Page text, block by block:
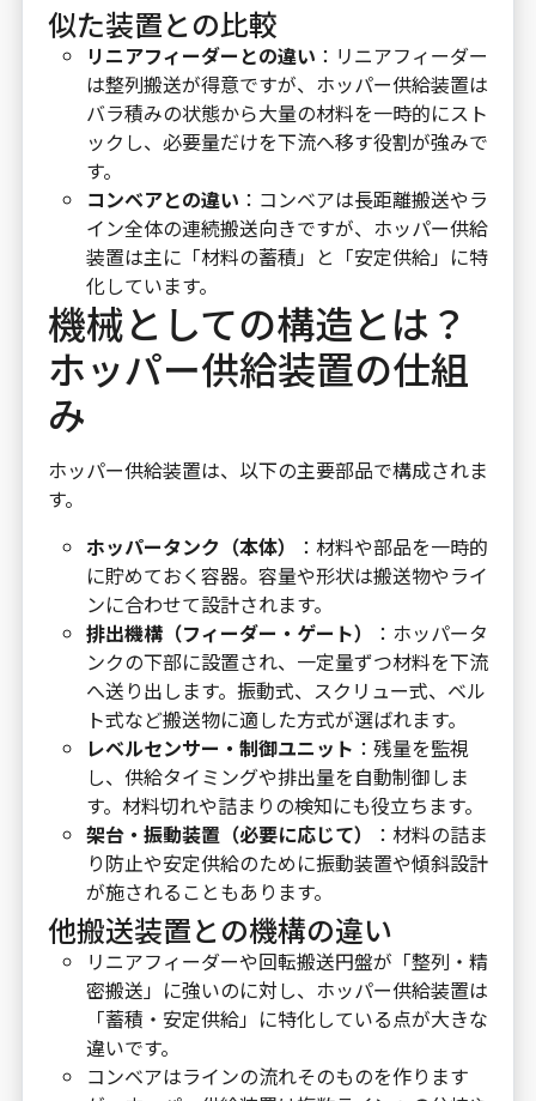
似た装置との比較
リニアフィーダーとの違い ：リニアフィーダー
は整列搬送が得意ですが、ホッパー供給装置は
バラ積みの状態から大量の材料を一時的にスト
ックし、必要量だけを下流へ移す役割が強みで
す。
コンベアとの違い ：コンベアは長距離搬送やラ
イン全体の連続搬送向きですが、ホッパー供給
装置は主に「材料の蓄積」と「安定供給」に特
化しています。
機械としての構造とは？
ホッパー供給装置の仕組
み
ホッパー供給装置は、以下の主要部品で構成されま
す。
ホッパータンク（本体）
：材料や部品を一時的
に貯めておく容器。容量や形状は搬送物やライ
ンに合わせて設計されます。
排出機構（フィーダー・ゲート）
：ホッパータ
ンクの下部に設置され、一定量ずつ材料を下流
へ送り出します。振動式、スクリュー式、ベル
ト式など搬送物に適した方式が選ばれます。
レベルセンサー・制御ユニット ：残量を監視
し、供給タイミングや排出量を自動制御しま
す。材料切れや詰まりの検知にも役立ちます。
架台・振動装置（必要に応じて）
：材料の詰ま
り防止や安定供給のために振動装置や傾斜設計
が施されることもあります。
他搬送装置との機構の違い
リニアフィーダーや回転搬送円盤が「整列・精
密搬送」に強いのに対し、ホッパー供給装置は
「蓄積・安定供給」に特化している点が大きな
違いです。
コンベアはラインの流れそのものを作ります